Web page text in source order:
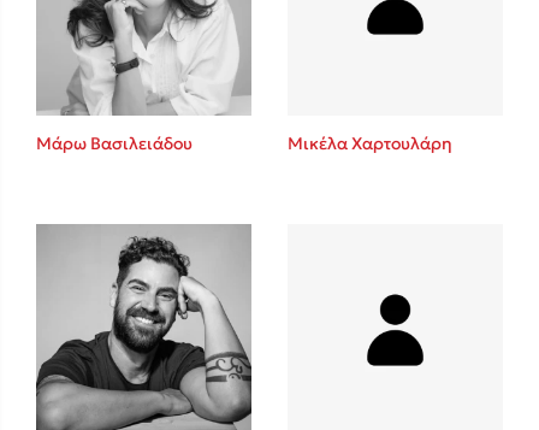
Mel Robbins
Η μέθοδος Αφήστε τους
Δημοφιλείς Συγγραφείς
Φυστίκι ΠουΚυλάει
Παύλος Καστανάς
Μάρω Βασιλειάδου Μικέλα Χαρτουλάρη